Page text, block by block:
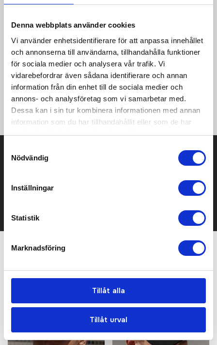
Denna webbplats använder cookies
Vi använder enhetsidentifierare för att anpassa innehållet
och annonserna till användarna, tillhandahålla funktioner
för sociala medier och analysera vår trafik. Vi
vidarebefordrar även sådana identifierare och annan
information från din enhet till de sociala medier och
annons- och analysföretag som vi samarbetar med.
Dessa kan i sin tur kombinera informationen med annan
information som du har tillhandahållit eller som de har
samlat in när du har använt deras tjänster.
Nödvändig
Inställningar
Statistik
Marknadsföring
Tillåt alla
Tillåt urval
·Frampanel och skärm: 100% bomull
·Bakpaneler: 100% polyester (mesh)
·Keps med 5 paneler
·Sömlös frontpanel
·Skärm med sex raders söm
·Retro Design snapback storleksjustering
·Perfekt för tryckning och brodering.
Prisuppgift på mailen?
Det går också utmärkt att bara ställa frågor!